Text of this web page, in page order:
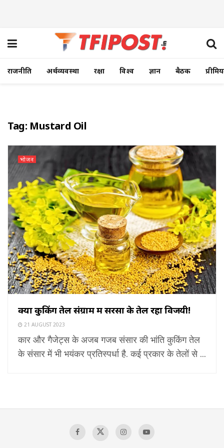
राजनीति अर्थव्यवस्था रक्षा विश्व ज्ञान बैठक
Tag: Mustard Oil
भोजन
क्यों कुकिंग तेल संग्राम में सरसों के तेल रहा विजयी!
21 AUGUST 2023
कार और गैजेट्स के अजब गजब संसार की भांति कुकिंग तेल
के संसार में भी भयंकर प्रतिस्पर्धा है. कई प्रकार के तेलों से ...